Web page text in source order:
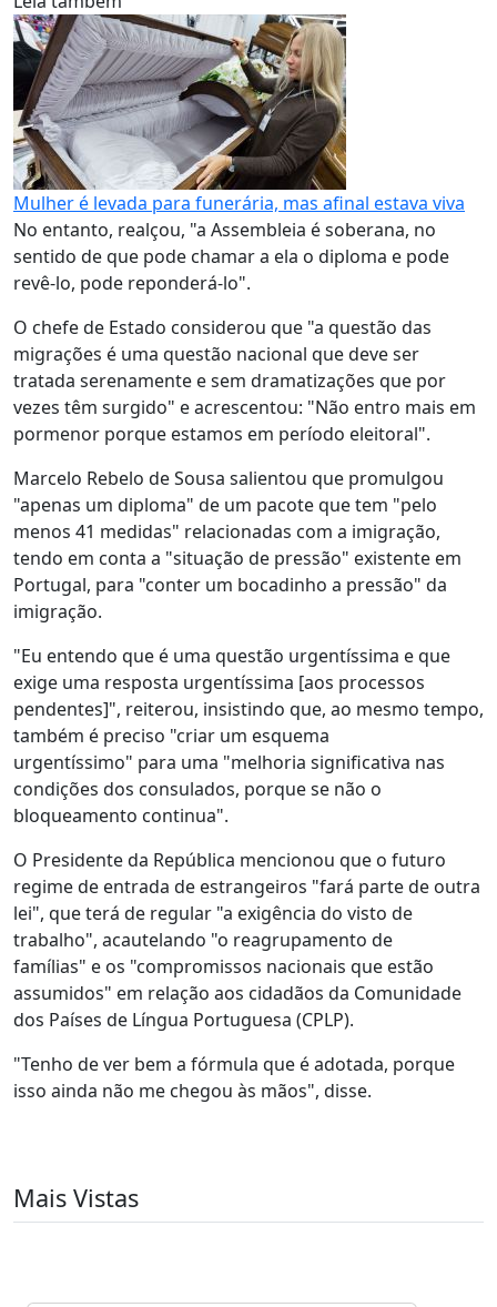
Mulher é levada para funerária, mas afinal estava viva
No entanto, realçou, "a Assembleia é soberana, no
sentido de que pode chamar a ela o diploma e pode
revê-lo, pode reponderá-lo".
O chefe de Estado considerou que "a questão das
migrações é uma questão nacional que deve ser
tratada serenamente e sem dramatizações que por
vezes têm surgido" e acrescentou: "Não entro mais em
pormenor porque estamos em período eleitoral".
Marcelo Rebelo de Sousa salientou que promulgou
"apenas um diploma" de um pacote que tem "pelo
menos 41 medidas" relacionadas com a imigração,
tendo em conta a "situação de pressão" existente em
Portugal, para "conter um bocadinho a pressão" da
imigração.
"Eu entendo que é uma questão urgentíssima e que
exige uma resposta urgentíssima [aos processos
pendentes]", reiterou, insistindo que, ao mesmo tempo,
também é preciso "criar um esquema
urgentíssimo" para uma "melhoria significativa nas
condições dos consulados, porque se não o
bloqueamento continua".
O Presidente da República mencionou que o futuro
regime de entrada de estrangeiros "fará parte de outra
lei", que terá de regular "a exigência do visto de
trabalho", acautelando "o reagrupamento de
famílias" e os "compromissos nacionais que estão
assumidos" em relação aos cidadãos da Comunidade
dos Países de Língua Portuguesa (CPLP).
"Tenho de ver bem a fórmula que é adotada, porque
isso ainda não me chegou às mãos", disse.
Mais Vistas